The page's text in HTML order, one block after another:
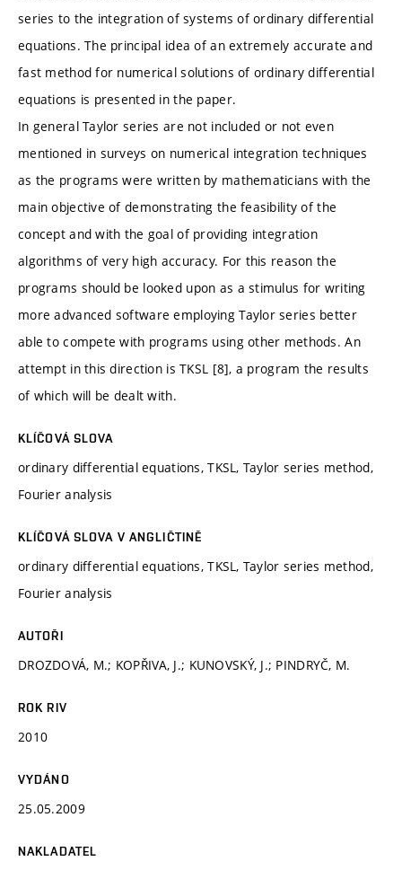
series to the integration of systems of ordinary differential
equations. The principal idea of an extremely accurate and
fast method for numerical solutions of ordinary differential
equations is presented in the paper.
In general Taylor series are not included or not even
mentioned in surveys on numerical integration techniques
as the programs were written by mathematicians with the
main objective of demonstrating the feasibility of the
concept and with the goal of providing integration
algorithms of very high accuracy. For this reason the
programs should be looked upon as a stimulus for writing
more advanced software employing Taylor series better
able to compete with programs using other methods. An
attempt in this direction is TKSL [8], a program the results
of which will be dealt with.
KLÍČOVÁ SLOVA
ordinary differential equations, TKSL, Taylor series method,
Fourier analysis
KLÍČOVÁ SLOVA V ANGLIČTINĚ
ordinary differential equations, TKSL, Taylor series method,
Fourier analysis
AUTOŘI
DROZDOVÁ, M.; KOPŘIVA, J.; KUNOVSKÝ, J.; PINDRYČ, M.
ROK RIV
2010
VYDÁNO
25.05.2009
NAKLADATEL